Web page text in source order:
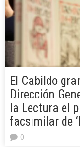
El Cabildo
Dirección
la Lectura el
facsimilar de
0